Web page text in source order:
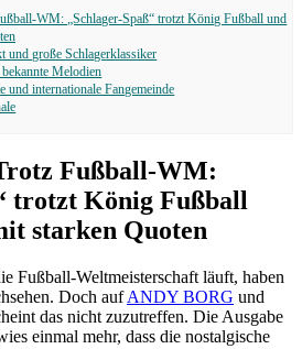
WM: „Schlager-Spaß“ trotzt König Fußball und
und große Schlagerklassiker
Melodien
und internationale Fangemeinde
Fußball-WM:
trotzt König Fußball
starken Quoten
Fußball-Weltmeisterschaft läuft, haben
Doch aufANDY BORG und
das nicht zuzutreffen. Die Ausgabe
einmal mehr, dass die nostalgische